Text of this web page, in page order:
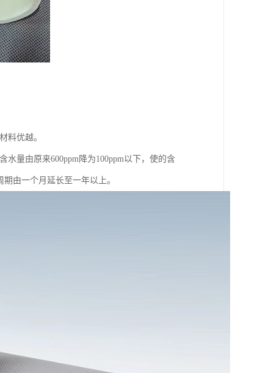
料优越。
量由原来600ppm降为100ppm以下，使的含
由一个月延长至一年以上。